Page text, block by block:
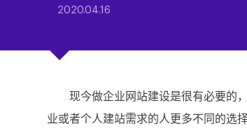
2020.04.16
现今做企业网站建设是很有必要的，
业或者个人建站需求的人更多不同的选